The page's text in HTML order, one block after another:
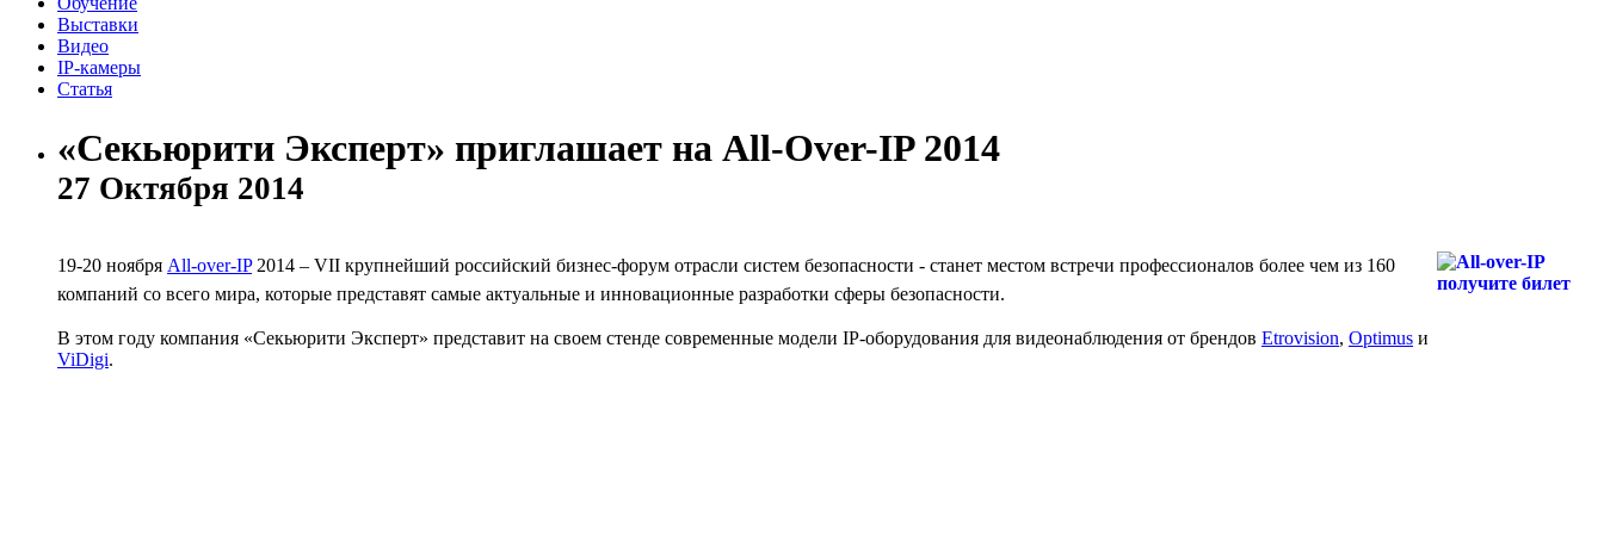
Выставки
Видео
IP-камеры
Статья
«Секьюрити Эксперт» приглашает на All-Over-IP 2014
27 Октября 2014
19-20 ноября All-over-IP2014 – VII крупнейший российский бизнес-форум отрасли систем безопасности - станет местом встречи профессионалов более чем из 160
компаний со всего мира, которые представят самые актуальные и инновационные разработки сферы безопасности.
В этом году компания «Секьюрити Эксперт» представит на своем стенде современные модели IP-оборудования для видеонаблюдения от брендов Etrovision, Optimus и
ViDigi.